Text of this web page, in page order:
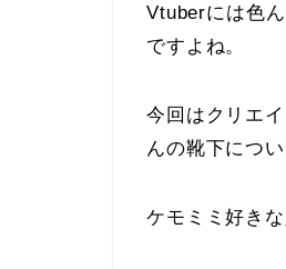
Vtuberには色
ですよね。
今回はクリエ
んの靴下につ
ケモミミ好き